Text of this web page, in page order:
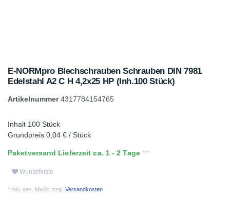
E-NORMpro Blechschrauben Schrauben DIN 7981
Edelstahl A2 C H 4,2x25 HP (Inh.100 Stück)
Artikelnummer4317784154765
Inhalt 100 Stück
Grundpreis 0,04 € / Stück
Paketversand Lieferzeit ca. 1 - 2 Tage
Wunschliste
* inkl. ges. MwSt. zzgl. Versandkosten